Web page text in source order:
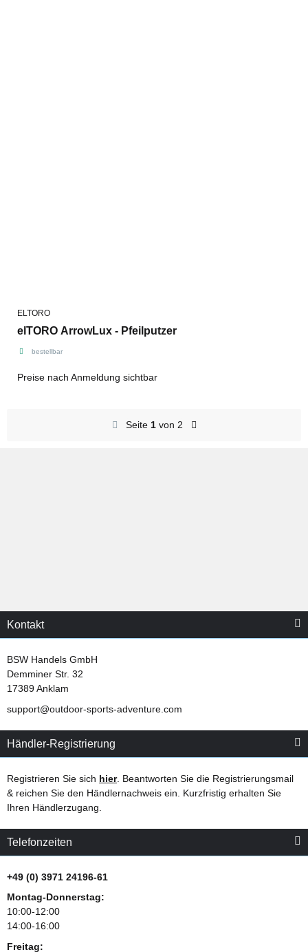
ELTORO
elTORO ArrowLux - Pfeilputzer
bestellbar
Preise nach Anmeldung sichtbar
Seite 1von 2
Kontakt
BSW Handels GmbH
Demminer Str. 32
17389 Anklam
support@outdoor-sports-adventure.com
Händler-Registrierung
Registrieren Sie sich hier. Beantworten Sie die Registrierungsmail
& reichen Sie den Händlernachweis ein. Kurzfristig erhalten Sie
Ihren Händlerzugang.
Telefonzeiten
+49 (0) 3971 24196-61
Montag-Donnerstag:
10:00-12:00
14:00-16:00
Freitag: